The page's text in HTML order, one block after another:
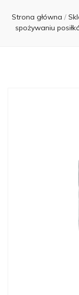
Strona główna /
spożywaniu